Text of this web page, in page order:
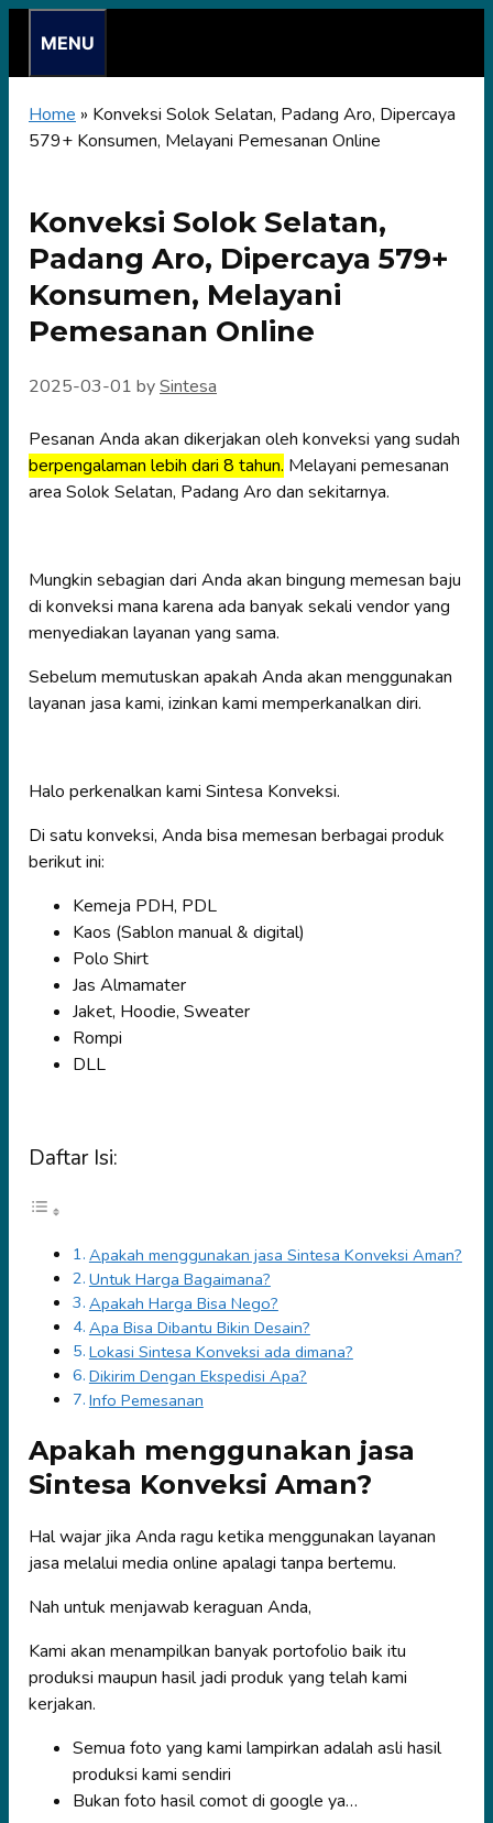
content
MENU
Home » Konveksi Solok Selatan, Padang Aro, Dipercaya
579+ Konsumen, Melayani Pemesanan Online
Konveksi Solok Selatan,
Padang Aro, Dipercaya 579+
Konsumen, Melayani
Pemesanan Online
2025-03-01 bySintesa
Pesanan Anda akan dikerjakan oleh konveksi yang sudah
berpengalaman lebih dari 8 tahun. Melayani pemesanan
area Solok Selatan, Padang Aro dan sekitarnya.
Mungkin sebagian dari Anda akan bingung memesan baju
di konveksi mana karena ada banyak sekali vendor yang
menyediakan layanan yang sama.
Sebelum memutuskan apakah Anda akan menggunakan
layanan jasa kami, izinkan kami memperkanalkan diri.
Halo perkenalkan kami Sintesa Konveksi.
Di satu konveksi, Anda bisa memesan berbagai produk
berikut ini:
Kemeja PDH, PDL
Kaos (Sablon manual & digital)
Polo Shirt
Jas Almamater
Jaket, Hoodie, Sweater
Rompi
DLL
Daftar Isi:
Apakah menggunakan jasa Sintesa Konveksi Aman?
Untuk Harga Bagaimana?
Apakah Harga Bisa Nego?
Apa Bisa Dibantu Bikin Desain?
Lokasi Sintesa Konveksi ada dimana?
Dikirim Dengan Ekspedisi Apa?
Info Pemesanan
Apakah menggunakan jasa
Sintesa Konveksi Aman?
Hal wajar jika Anda ragu ketika menggunakan layanan
jasa melalui media online apalagi tanpa bertemu.
Nah untuk menjawab keraguan Anda,
Kami akan menampilkan banyak portofolio baik itu
produksi maupun hasil jadi produk yang telah kami
kerjakan.
Semua foto yang kami lampirkan adalah asli hasil
produksi kami sendiri
Bukan foto hasil comot di google ya…